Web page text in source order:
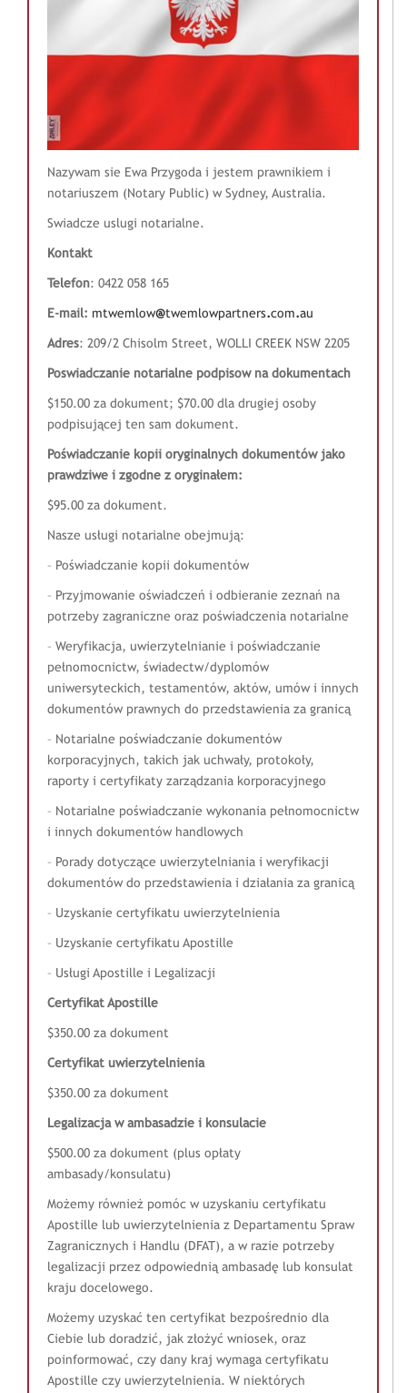
Nazywam sie Ewa Przygoda i jestem prawnikiem i
notariuszem (Notary Public) w Sydney, Australia.
Swiadcze uslugi notarialne.
Kontakt
Telefon: 0422 058 165
E-mail: mtwemlow@twemlowpartners.com.au
Adres: 209/2 Chisolm Street, WOLLI CREEK NSW 2205
Poswiadczanie notarialne podpisow na dokumentach
$150.00 za dokument; $70.00 dla drugiej osoby
podpisującej ten sam dokument.
Poświadczanie kopii oryginalnych dokumentów jako
prawdziwe i zgodne z oryginałem:
$95.00 za dokument.
Nasze usługi notarialne obejmują:
– Poświadczanie kopii dokumentów
– Przyjmowanie oświadczeń i odbieranie zeznań na
potrzeby zagraniczne oraz poświadczenia notarialne
– Weryfikacja, uwierzytelnianie i poświadczanie
pełnomocnictw, świadectw/dyplomów
uniwersyteckich, testamentów, aktów, umów i innych
dokumentów prawnych do przedstawienia za granicą
– Notarialne poświadczanie dokumentów
korporacyjnych, takich jak uchwały, protokoły,
raporty i certyfikaty zarządzania korporacyjnego
– Notarialne poświadczanie wykonania pełnomocnictw
i innych dokumentów handlowych
– Porady dotyczące uwierzytelniania i weryfikacji
dokumentów do przedstawienia i działania za granicą
– Uzyskanie certyfikatu uwierzytelnienia
– Uzyskanie certyfikatu Apostille
– Usługi Apostille i Legalizacji
Certyfikat Apostille
$350.00 za dokument
Certyfikat uwierzytelnienia
$350.00 za dokument
Legalizacja w ambasadzie i konsulacie
$500.00 za dokument (plus opłaty
ambasady/konsulatu)
Możemy również pomóc w uzyskaniu certyfikatu
Apostille lub uwierzytelnienia z Departamentu Spraw
Zagranicznych i Handlu (DFAT), a w razie potrzeby
legalizacji przez odpowiednią ambasadę lub konsulat
kraju docelowego.
Możemy uzyskać ten certyfikat bezpośrednio dla
Ciebie lub doradzić, jak złożyć wniosek, oraz
poinformować, czy dany kraj wymaga certyfikatu
Apostille czy uwierzytelnienia. W niektórych